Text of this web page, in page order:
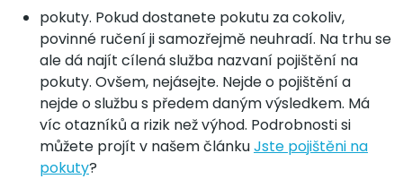
pokuty. Pokud dostanete pokutu za cokoliv,
povinné ručení ji samozřejmě neuhradí. Na trhu se
ale dá najít cílená služba nazvaní pojištění na
pokuty. Ovšem, nejásejte. Nejde o pojištění a
nejde o službu s předem daným výsledkem. Má
víc otazníků a rizik než výhod. Podrobnosti si
můžete projít v našem článkuJste pojištěni na
pokuty?